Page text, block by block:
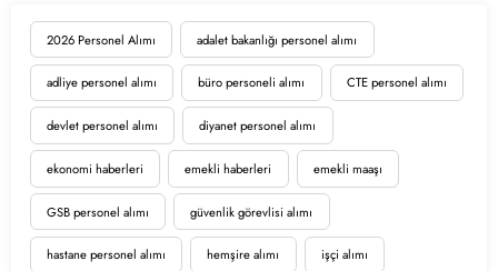
2026 Personel Alımı adalet bakanlığı personel alımı
adliye personel alımı büro personeli alımı CTE personel alımı
devlet personel alımı diyanet personel alımı
ekonomi haberleri emekli haberleri emekli maaşı
GSB personel alımı güvenlik görevlisi alımı
hastane personel alımı hemşire alımı işçi alımı